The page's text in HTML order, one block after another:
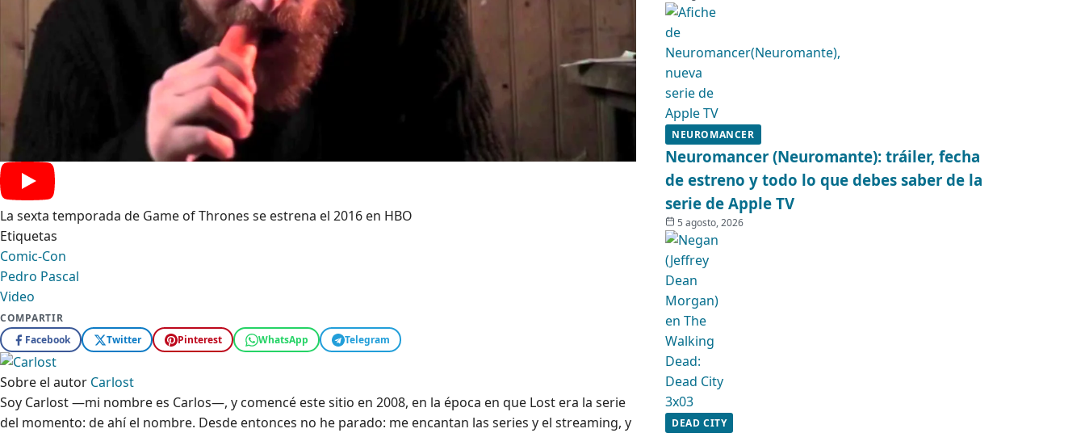
La sexta temporada de Game of Thrones se estrena el 2016 en HBO
Etiquetas
Comic-Con
Pedro Pascal
Video
COMPARTIR
Facebook
Twitter Pinterest WhatsApp Telegram
Sobre el autor Carlost
Soy Carlost —mi nombre es Carlos—, y comencé este sitio en 2008, en la época en que Lost era la serie
del momento: de ahí el nombre. Desde entonces no he parado: me encantan las series y el streaming, y
NEUROMANCER
Neuromancer (Neuromante): tráiler, fecha
de estreno y todo lo que debes saber de la
serie de Apple TV
5 agosto, 2026
DEAD CITY